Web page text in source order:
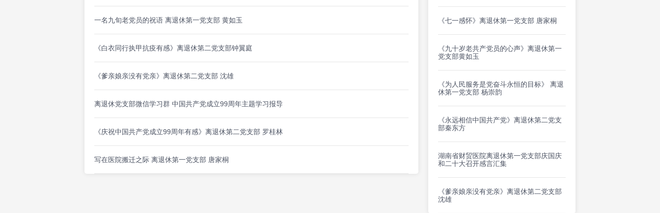
一名九旬老党员的祝语 离退休第一党支部 黄如玉
《白衣同行执甲抗疫有感》离退休第二党支部钟翼庭
《爹亲娘亲没有党亲》离退休第二党支部 沈雄
离退休党支部微信学习群 中国共产党成立99周年主题学习报导
《庆祝中国共产党成立99周年有感》离退休第二党支部 罗桂林
写在医院搬迁之际 离退休第一党支部 唐家桐
《七一感怀》离退休第一党支部 唐家桐
《九十岁老共产党员的心声》离退休第一
党支部黄如玉
《为人民服务是党奋斗永恒的目标》 离退
休第一党支部 杨崇韵
《永远相信中国共产党》离退休第二党支
部秦东方
湖南省财贸医院离退休第一党支部庆国庆
和二十大召开感言汇集
《爹亲娘亲没有党亲》离退休第二党支部
沈雄